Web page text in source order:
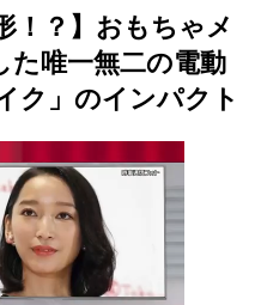
！？】おもちゃメ
た唯一無二の電動
ク」のインパクト